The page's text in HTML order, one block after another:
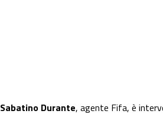
Sabatino Durante, agente Fifa, è